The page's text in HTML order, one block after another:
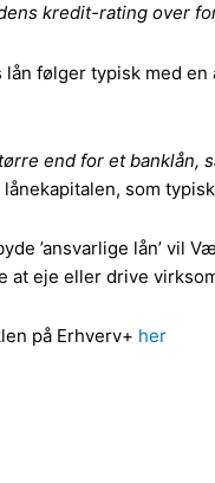
kredit-rating over
følger typisk med
end for et banklån,
som
’ansvarlige lån’ vil
at eje eller drive
på Erhverv+ her